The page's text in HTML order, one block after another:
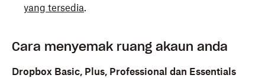
yang tersedia.
Cara menyemak ruang akaun anda
Dropbox Basic, Plus, Professional dan Essentials